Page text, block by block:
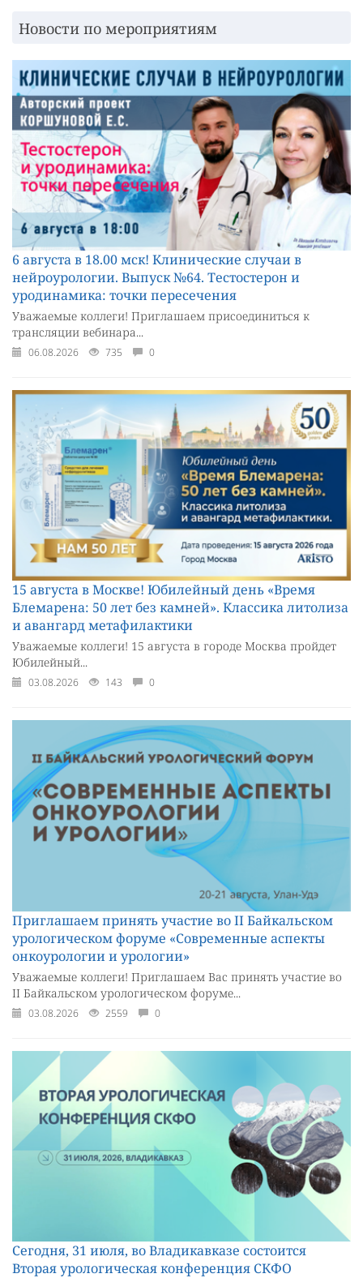
Новости по мероприятиям
6 августа в 18.00 мск! Клинические случаи в
нейроурологии. Выпуск №64. Тестостерон и
уродинамика: точки пересечения
Уважаемые коллеги! Приглашаем присоединиться к
трансляции вебинара...
06.08.2026 735 0
15 августа в Москве! Юбилейный день «Время
Блемарена: 50 лет без камней». Классика литолиза
и авангард метафилактики
Уважаемые коллеги! 15 августа в городе Москва пройдет
Юбилейный...
03.08.2026 143 0
Приглашаем принять участие во II Байкальском
урологическом форуме «Современные аспекты
онкоурологии и урологии»
Уважаемые коллеги! Приглашаем Вас принять участие во
II Байкальском урологическом форуме...
03.08.2026 2559 0
Сегодня, 31 июля, во Владикавказе состоится
Вторая урологическая конференция СКФО